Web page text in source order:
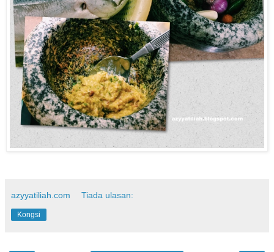
azyyatiliah.com Tiada ulasan:
Kongsi